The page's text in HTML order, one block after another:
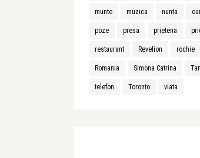
munte muzica nunta
poze presa prietena
restaurant Revelion rochie
Romania Simona Catrina
telefon Toronto viata